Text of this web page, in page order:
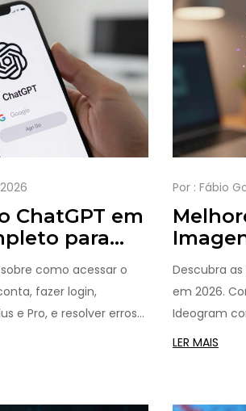
ChatGPT em
para
como acessar o
fazer login,
e Pro, e resolver erros
Por : Fábio
Guia
Descubra
em 2026.
Ideogram
LER MAIS